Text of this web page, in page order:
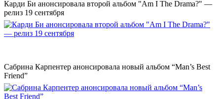
Карди Би анонсировала второй альбом "Am I The Drama?" —
релиз 19 сентября
Сабрина Карпентер анонсировала новый альбом “Man’s Best
Friend”